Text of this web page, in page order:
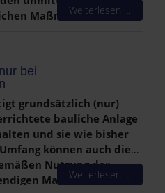
Maßnahme selbst.
Weiterlesen …
bei
grundsätzlich (nur)
bauliche Anlage
und sie wie bisher
können auch die
Nutzung der
Maßnahmen
Weiterlesen …